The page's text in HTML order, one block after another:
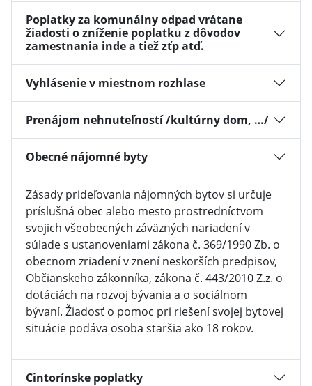
Poplatky za komunálny odpad vrátane
žiadosti o zníženie poplatku z dôvodov
zamestnania inde a tiež zťp atď.
Vyhlásenie v miestnom rozhlase
Prenájom nehnuteľností /kultúrny dom, …/
Obecné nájomné byty
Zásady prideľovania nájomných bytov si určuje
príslušná obec alebo mesto prostredníctvom
svojich všeobecných záväzných nariadení v
súlade s ustanoveniami zákona č. 369/1990 Zb. o
obecnom zriadení v znení neskorších predpisov,
Občianskeho zákonníka, zákona č. 443/2010 Z.z. o
dotáciách na rozvoj bývania a o sociálnom
bývaní. Žiadosť o pomoc pri riešení svojej bytovej
situácie podáva osoba staršia ako 18 rokov.
Cintorínske poplatky